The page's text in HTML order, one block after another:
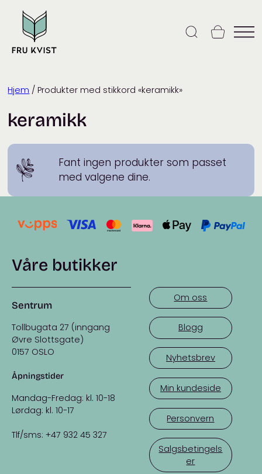
content
Hjem / Produkter med stikkord «keramikk»
keramikk
Fant ingen produkter som passet
med valgene dine.
Våre butikker
Sentrum
Tollbugata 27 (inngang
Øvre Slottsgate)
0157 OSLO
Åpningstider
Mandag-Fredag: kl. 10-18
Lørdag: kl. 10-17
Tlf/sms: +47 932 45 327
Om oss
Blogg
Nyhetsbrev
Min kundeside
Personvern
Salgsbetingels
er